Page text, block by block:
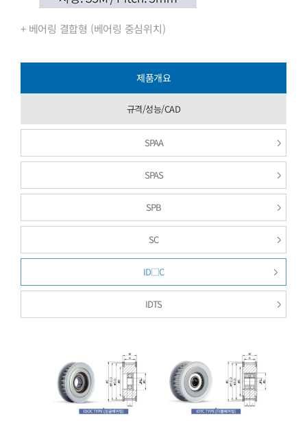
+ 베어링 결합형 (베어링 중심위치)
제품개요
규격/성능/CAD
SPAA
SPAS
SPB
SC
ID□C
IDTS